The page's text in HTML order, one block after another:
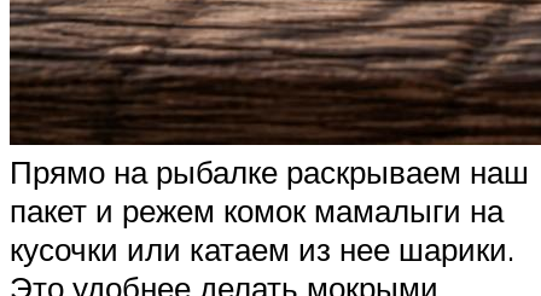
Прямо на рыбалке раскрываем наш
пакет и режем комок мамалыги на
кусочки или катаем из нее шарики.
Это удобнее делать мокрыми